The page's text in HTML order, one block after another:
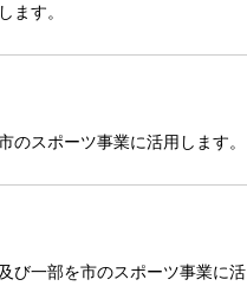
ます。
スポーツ事業に活用します。
び一部を市のスポーツ事業に活